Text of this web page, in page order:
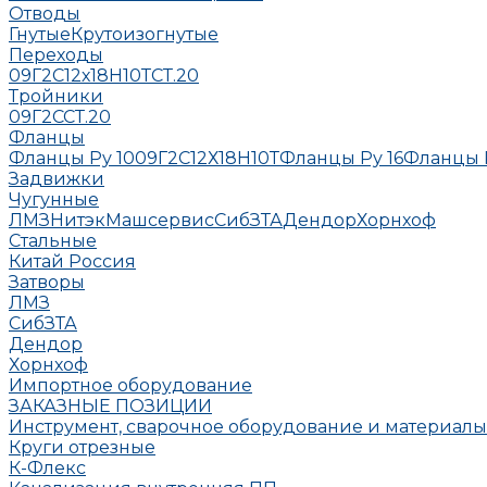
Отводы
ГнутыеКрутоизогнутые
Переходы
09Г2С12х18Н10ТСТ.20
Тройники
09Г2ССТ.20
Фланцы
Фланцы Ру 1009Г2С12Х18Н10ТФланцы Ру 16Фланцы
Задвижки
Чугунные
ЛМЗНитэкМашсервисСибЗТАДендорХорнхоф
Стальные
Китай Россия
Затворы
ЛМЗ
СибЗТА
Дендор
Хорнхоф
Импортное оборудование
ЗАКАЗНЫЕ ПОЗИЦИИ
Инструмент, сварочное оборудование и материалы
Круги отрезные
К-Флекс